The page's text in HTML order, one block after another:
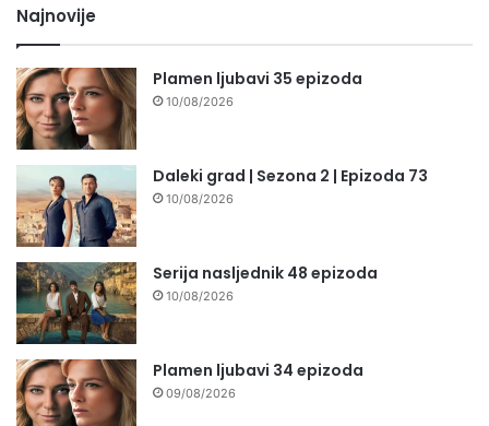
Najnovije
Plamen ljubavi 35 epizoda
10/08/2026
Daleki grad | Sezona 2 | Epizoda 73
10/08/2026
Serija nasljednik 48 epizoda
10/08/2026
Plamen ljubavi 34 epizoda
09/08/2026